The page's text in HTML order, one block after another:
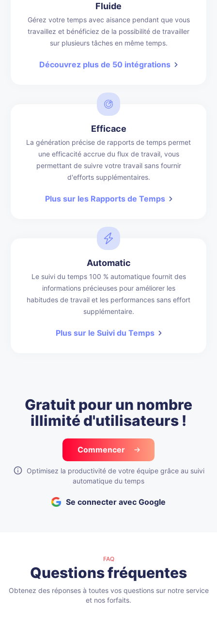
Fluide
Gérez votre temps avec aisance pendant que vous
travaillez et bénéficiez de la possibilité de travailler
sur plusieurs tâches en même temps.
Découvrez plus de 50 intégrations
Efficace
La génération précise de rapports de temps permet
une efficacité accrue du flux de travail, vous
permettant de suivre votre travail sans fournir
d'efforts supplémentaires.
Plus sur les Rapports de Temps
Automatic
Le suivi du temps 100 % automatique fournit des
informations précieuses pour améliorer les
habitudes de travail et les performances sans effort
supplémentaire.
Plus sur le Suivi du Temps
Gratuit pour un nombre
illimité d'utilisateurs !
Commencer
Optimisez la productivité de votre équipe grâce au suivi
automatique du temps
Se connecter avec Google
FAQ
Questions fréquentes
Obtenez des réponses à toutes vos questions sur notre service
et nos forfaits.